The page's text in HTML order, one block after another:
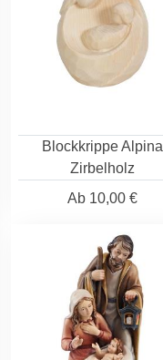
Blockkrippe Alpina
Zirbelholz
Ab10,00 €